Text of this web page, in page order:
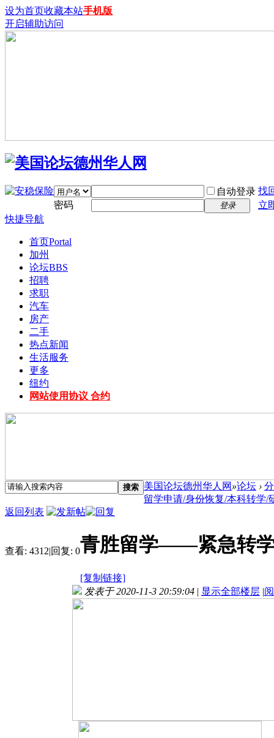
设为首页收藏本站手机版
开启辅助访问
自动登录 找
密码
登录
立
快捷导航
首页Portal
加州
论坛BBS
招聘
求职
汽车
房产
二手
热点新闻
生活服务
更多
纽约
网站使用协议 合约
搜索 美国论坛德州华人网 »论坛 ›
留学申请/身份恢复/本科转学/
返回列表
查看: 4312|回复: 0青胜留学——紧急转学
[复制链接]
发表于 2020-11-3 20:59:04 | 显示全部楼层 |